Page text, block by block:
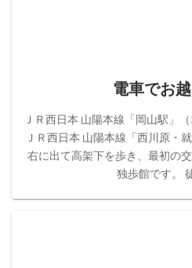
電車でお
ＪＲ西日本 山陽本線「岡山駅」
ＪＲ西日本 山陽本線「西川原・
右に出て高架下を歩き、最初の
独歩館です。